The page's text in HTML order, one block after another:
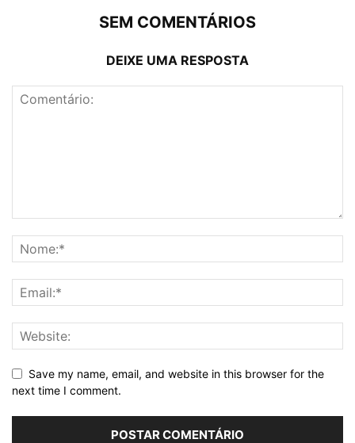
SEM COMENTÁRIOS
DEIXE UMA RESPOSTA
Save my name, email, and website in this browser for the
next time I comment.